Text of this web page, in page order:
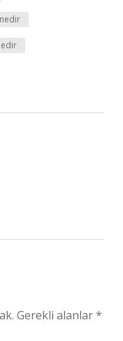
Gerekli alanlar*